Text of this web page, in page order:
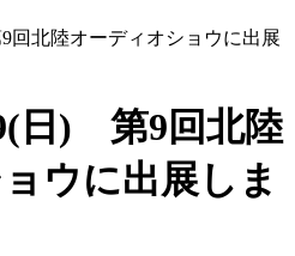
回北陸オーディオショウに出展
日) 第9回北陸
ウに出展しま